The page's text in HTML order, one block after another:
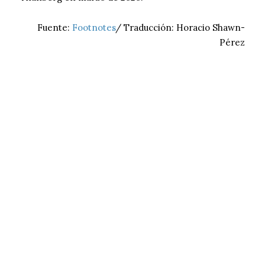
Fuente: Footnotes/ Traducción: Horacio Shawn-
Pérez